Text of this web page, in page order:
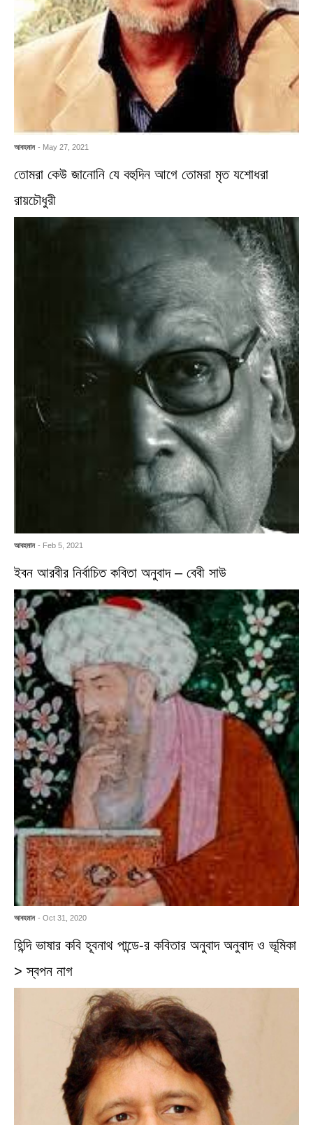
আবহমান - May 27, 2021
তোমরা কেউ জানোনি যে বহুদিন আগে তোমরা মৃত যশোধরা
রায়চৌধুরী
আবহমান - Feb 5, 2021
ইবন আরবীর নির্বাচিত কবিতা অনুবাদ – বেবী সাউ
আবহমান - Oct 31, 2020
হিন্দি ভাষার কবি হূবনাথ পান্ডে-র কবিতার অনুবাদ অনুবাদ ও ভূমিকা
> স্বপন নাগ